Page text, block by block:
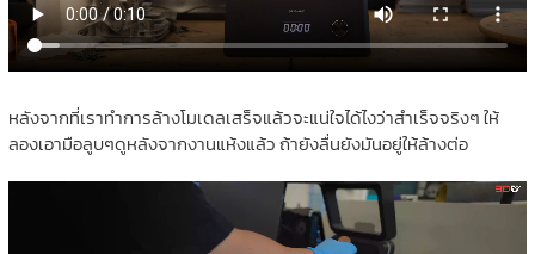
หลังจากที่เราทำการล้างโมเดลเสร็จแล้วจะแน่ใจได้ไงว่าสำเร็จจริงๆ ให้
ลองเอามือลูบๆดูหลังจากงานแห้งแล้ว ถ้ายังลื่นยังมันอยู่ให้ล้างต่อ